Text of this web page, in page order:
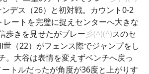
デス（26）と初対戦。カウント0-2
ートを完璧に捉えセンターへ大きな
歩きを見せたがブレー彡(^)(^)スのセ
世（22）がフェンス際でジャンプをし
。大谷は表情を変えずベンチへ戻っ
トルだったが角度が36度と上がりす